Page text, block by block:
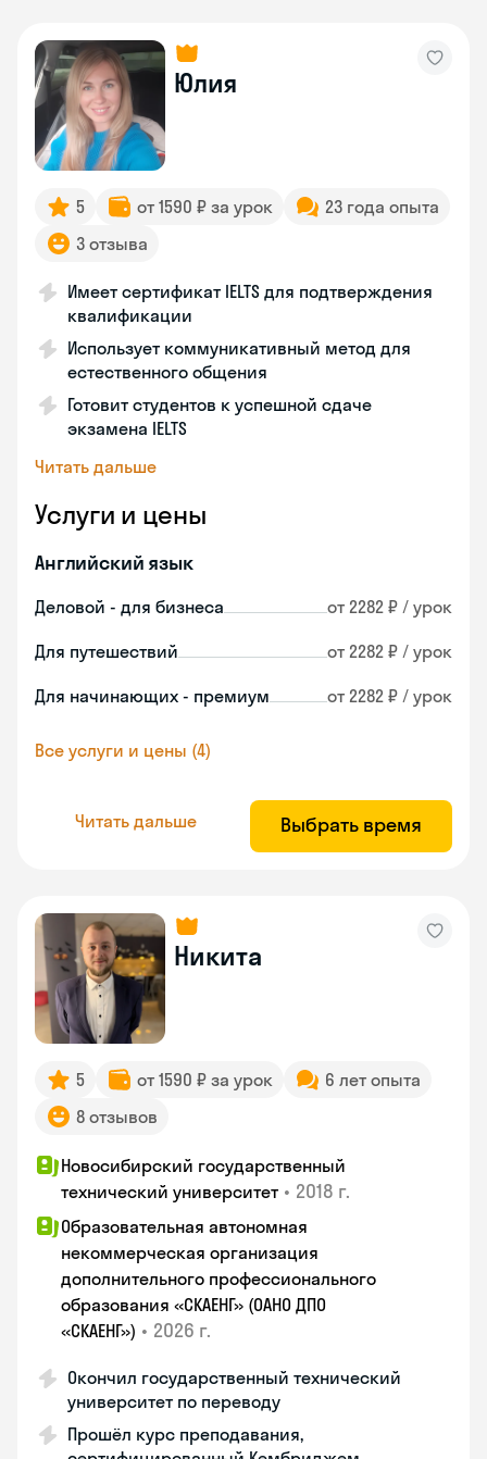
Юлия
5 от 1590 ₽ за урок
23 года опыта
3 отзыва
Имеет сертификат IELTS для подтверждения
квалификации
Использует коммуникативный метод для
естественного общения
Готовит студентов к успешной сдаче
экзамена IELTS
Читать дальше
Услуги и цены
Английский язык
Деловой - для бизнеса от 2282 ₽ / урок
Для путешествий от 2282 ₽ / урок
Для начинающих - премиум от 2282 ₽ / урок
Все услуги и цены (4)
Читать дальше Выбрать время
Никита
5 от 1590 ₽ за урок
6 лет опыта
8 отзывов
Новосибирский государственный
технический университет • 2018 г.
Образовательная автономная
некоммерческая организация
дополнительного профессионального
образования «СКАЕНГ» (ОАНО ДПО
«СКАЕНГ») • 2026 г.
Окончил государственный технический
университет по переводу
Прошёл курс преподавания,